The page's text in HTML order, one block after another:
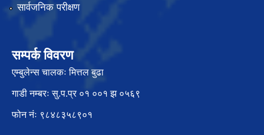
सार्वजनिक परीक्षण
सम्पर्क विवरण
एम्बुलेन्स चालकः मित्तल बुढा
गाडी नम्बरः सु.प.प्र ०१ ००१ झ ०५६९
फोन नंः ९८४८३५८९०१